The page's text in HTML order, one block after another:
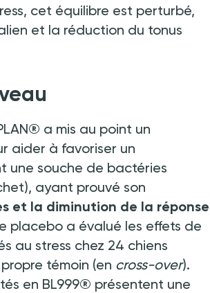
cet équilibre est perturbé,
et la réduction du tonus
a mis au point un
aider à favoriser un
une souche de bactéries
ayant prouvé son
et la diminution de la réponse
placebo a évalué les effets de
au stress chez 24 chiens
témoin (en cross-over).
en BL999® présentent une